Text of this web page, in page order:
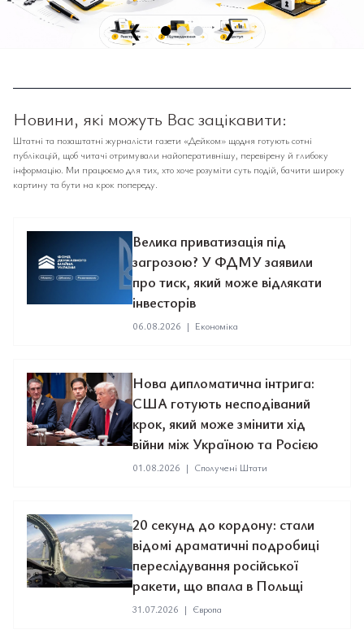
❮ ❯
Новини, які можуть Вас зацікавити:
Штатні та позаштатні журналісти газети «Дейком» щодня готують сотні
публікацій, щоб читачі отримували найоперативнішу, перевірену й глибоку
інформацію. Ми працюємо для тих, хто хоче розуміти суть подій, бачити широку
картину та бути на крок попереду.
Велика приватизація під
загрозою? У ФДМУ заявили
про тиск, який може відлякати
інвесторів
06.08.2026 | Економіка
Нова дипломатична інтрига:
США готують несподіваний
крок, який може змінити хід
війни між Україною та Росією
01.08.2026 | Сполучені Штати
20 секунд до кордону: стали
відомі драматичні подробиці
переслідування російської
ракети, що впала в Польщі
31.07.2026 | Європа